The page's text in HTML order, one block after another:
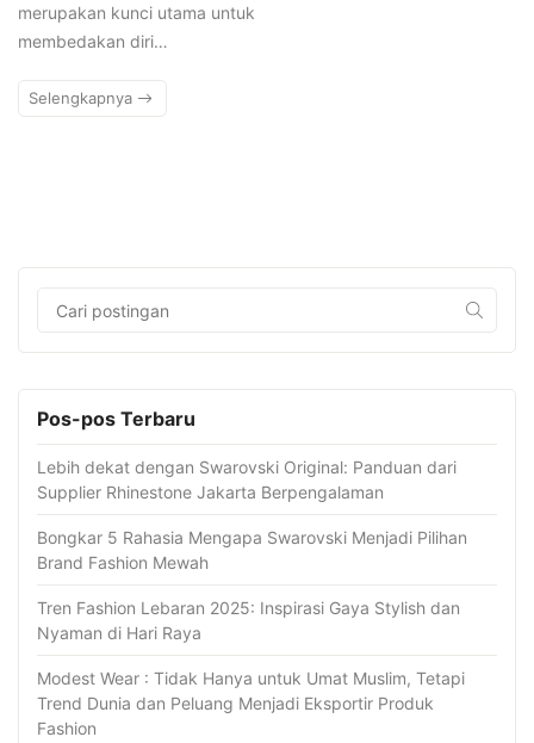
merupakan kunci utama untuk
membedakan diri…
Selengkapnya
Pos-pos Terbaru
Lebih dekat dengan Swarovski Original: Panduan dari
Supplier Rhinestone Jakarta Berpengalaman
Bongkar 5 Rahasia Mengapa Swarovski Menjadi Pilihan
Brand Fashion Mewah
Tren Fashion Lebaran 2025: Inspirasi Gaya Stylish dan
Nyaman di Hari Raya
Modest Wear : Tidak Hanya untuk Umat Muslim, Tetapi
Trend Dunia dan Peluang Menjadi Eksportir Produk
Fashion